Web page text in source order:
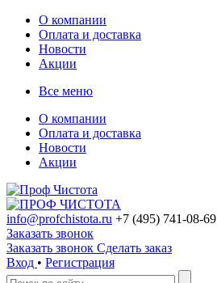
О компании
Оплата и доставка
Новости
Акции
Все меню
О компании
Оплата и доставка
Новости
Акции
info@profchistota.ru +7 (495) 741-08-69
Заказать звонок
Заказать звонок Сделать заказ
Вход • Регистрация